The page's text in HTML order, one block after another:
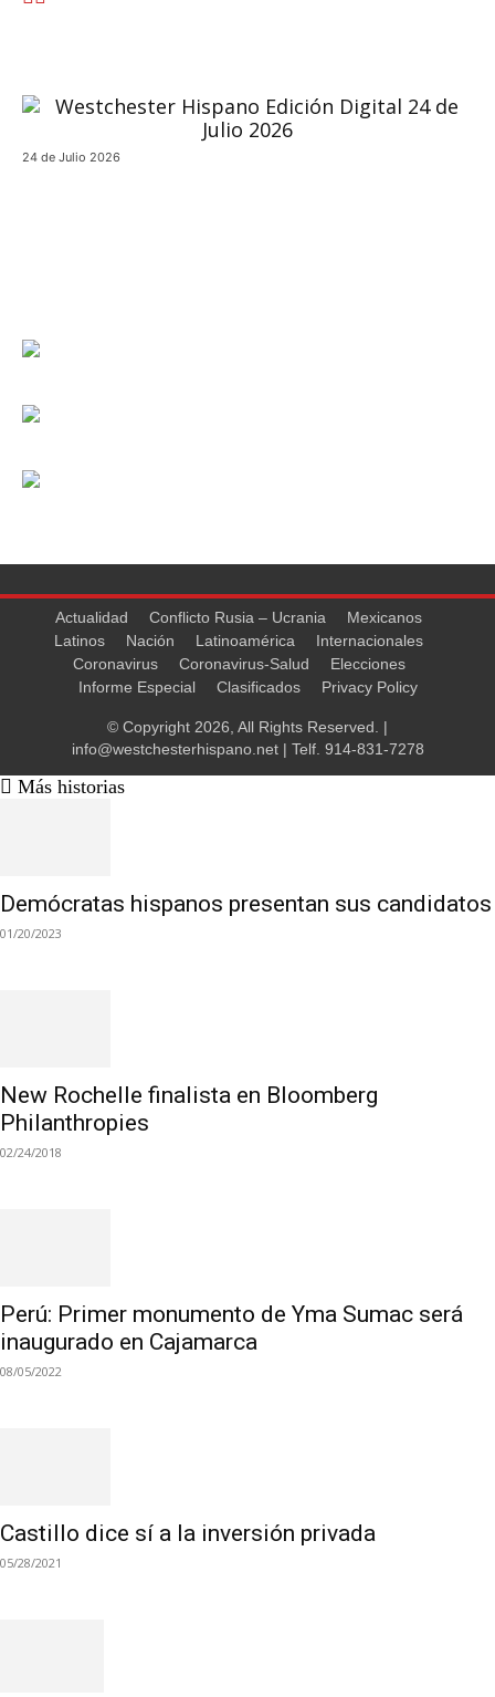
24 de Julio 2026
Actualidad Conflicto Rusia – Ucrania
Mexicanos
Latinos
Nación Latinoamérica
Internacionales
Coronavirus
Coronavirus-Salud
Elecciones
Informe Especial
Clasificados Privacy Policy
© Copyright 2026, All Rights Reserved. |
info@westchesterhispano.net| Telf. 914-831-7278
Más historias
Demócratas hispanos presentan sus candidatos
01/20/2023
New Rochelle finalista en Bloomberg
Philanthropies
02/24/2018
Perú: Primer monumento de Yma Sumac será
inaugurado en Cajamarca
08/05/2022
Castillo dice sí a la inversión privada
05/28/2021